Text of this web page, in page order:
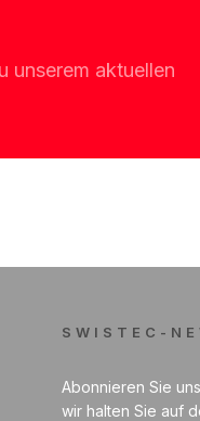
unserem aktuellen
SWISTEC-
Abonnieren Sie
wir halten Sie auf